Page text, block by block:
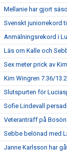
Mellanie har gjort
Svenskt juniorrekord
Anmälningsrekord i
Läs om Kalle och
Sex meter prick av
Kim Wingren 7.36/
Slutspurten för
Sofie Lindevall
Veteranträff på Bosön
Sebbe belönad med
Janne Karlsson har